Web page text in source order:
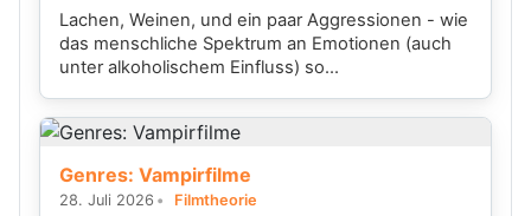
Lachen, Weinen, und ein paar Aggressionen - wie
das menschliche Spektrum an Emotionen (auch
unter alkoholischem Einfluss) so...
Genres: Vampirfilme
28. Juli 2026 Filmtheorie